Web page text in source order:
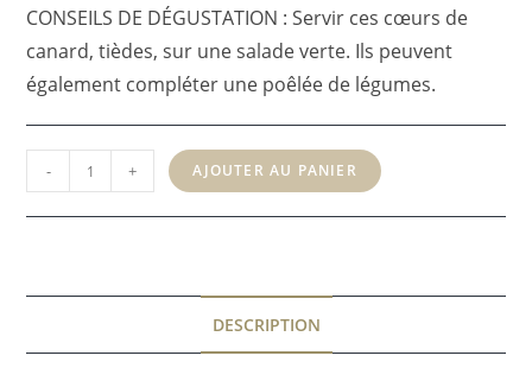
CONSEILS DE DÉGUSTATION : Servir ces cœurs de
canard, tièdes, sur une salade verte. Ils peuvent
également compléter une poêlée de légumes.
quantité
de
Cœurs
- + AJOUTER AU PANIER
DESCRIPTION